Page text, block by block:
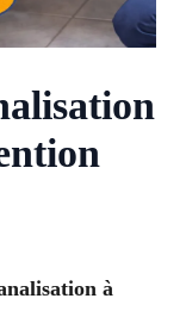
à